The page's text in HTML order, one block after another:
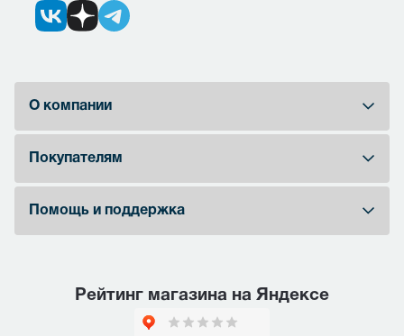
О компании
Покупателям
Помощь и поддержка
Рейтинг магазина на Яндексе